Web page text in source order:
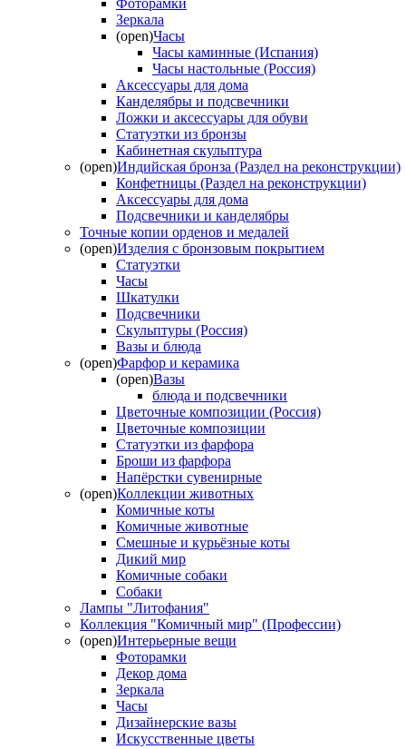
Фоторамки
Зеркала
(open)Часы
Часы каминные (Испания)
Часы настольные (Россия)
Аксессуары для дома
Канделябры и подсвечники
Ложки и аксессуары для обуви
Статуэтки из бронзы
Кабинетная скульптура
(open)Индийская бронза (Раздел на реконструкции)
Конфетницы (Раздел на реконструкции)
Аксессуары для дома
Подсвечники и канделябры
Точные копии орденов и медалей
(open)Изделия с бронзовым покрытием
Статуэтки
Часы
Шкатулки
Подсвечники
Скульптуры (Россия)
Вазы и блюда
(open)Фарфор и керамика
(open)Вазы
блюда и подсвечники
Цветочные композиции (Россия)
Цветочные композиции
Статуэтки из фарфора
Броши из фарфора
Напёрстки сувенирные
(open)Коллекции животных
Комичные коты
Комичные животные
Смешные и курьёзные коты
Дикий мир
Комичные собаки
Собаки
Лампы "Литофания"
Коллекция "Комичный мир" (Профессии)
(open)Интерьерные вещи
Фоторамки
Декор дома
Зеркала
Часы
Дизайнерские вазы
Искусственные цветы